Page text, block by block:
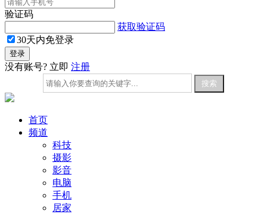
验证码
获取验证码
30天内免登录
没有账号? 立即 注册
首页
频道
科技
摄影
影音
电脑
手机
居家